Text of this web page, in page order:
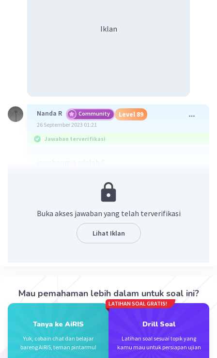
Iklan
Nanda R Community Level 89
26 September 2023 01:21
Jawaban terverifikasi
Buka akses jawaban yang telah terverifikasi
Lihat Iklan
Mau pemahaman lebih dalam untuk soal ini?
Tanya ke AiRIS
Yuk, cobain chat dan belajar
bareng AiRIS, teman pintarmu!
LATIHAN SOAL GRATIS!
Drill Soal
Latihan soal sesuai topik yang
kamu mau untuk persiapan ujian